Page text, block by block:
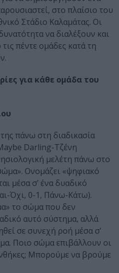
στο πλαίσιο του
Στάδιο Καλαμάτας. Οι
να διαλέξουν και
πέντε ομάδες κατά τη
για κάθε ομάδα του
πάνω στη διαδικασία
Darling-Τζένη
μελέτη πάνω στο
Ονομάζει «ψηφιακό
μέσα σ’ ένα δυαδικό
Όχι, 0-1, Πάνω-Κάτω).
το σώμα που δεν
αυτό σύστημα, αλλά
σε συνεχή ροή μέσα σ’
Ποιο σώμα επιβάλλουν οι
Μπορούμε να βρούμε